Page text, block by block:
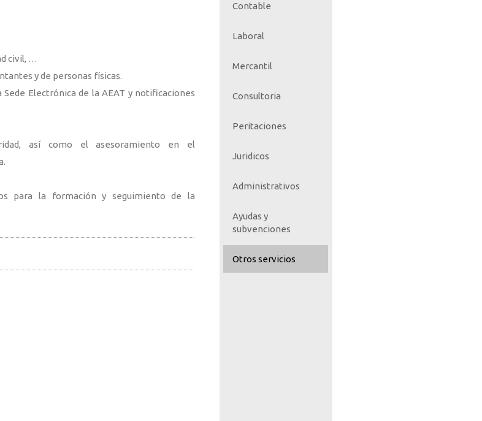
civil, …
y de personas físicas.
Electrónica de la AEAT y notificaciones
así como el asesoramiento en el
para la formación y seguimiento de la
Contable
Laboral
Mercantil
Consultoria
Peritaciones
Juridicos
Administrativos
Ayudas y
subvenciones
Otros servicios